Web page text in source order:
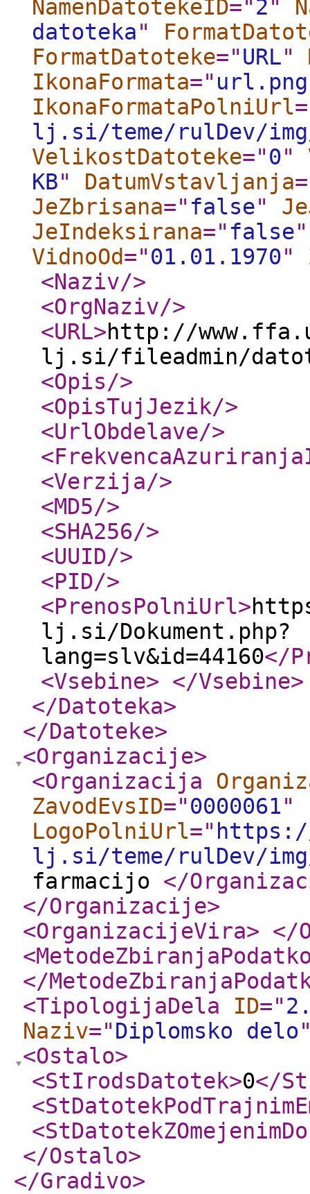
NamenDatotekeID="2"
datoteka"
FormatDatoteke="URL"
IkonaFormata=" url.png
IkonaFormataPolniUrl
lj.si/teme/rulDev/
VelikostDatoteke="0"
KB" DatumVstavljanja
JeZbrisana=" false"
JeIndeksirana=" false"
VidnoOd="01.01.1970"
<Naziv/>
<OrgNaziv/>
<URL>http://
lj.si/fileadmin/
<Opis/>
<OpisTujJezik/>
<UrlObdelave/>
<Verzija/>
<MD5/>
<SHA256/>
<UUID/>
<PID/>
<PrenosPolniUrl>
lj.si/Dokument.php?
lang=slv&id=44160</
<Vsebine> </Vsebine>
</Datoteka>
</Datoteke>
<Organizacije>
<Organizacija
ZavodEvsID="0000061"
LogoPolniUrl="
lj.si/teme/rulDev/
farmacijo </
</Organizacije>
<OrganizacijeVira> </
</
<TipologijaDela
ID="
Naziv="Diplomsko delo
<Ostalo>
<StIrodsDatotek>0</
</Ostalo>
</Gradivo>